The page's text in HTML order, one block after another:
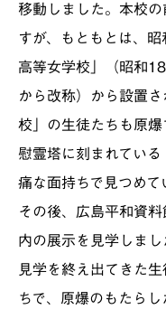
移動しました。本校
すが、もともとは、
高等女学校」（昭和
から改称）から設置
校」の生徒たちも原
慰霊塔に刻まれてい
痛な面持ちで見つめて
その後、広島平和資
内の展示を見学しまし
見学を終え出てきた
ちで、原爆のもたら